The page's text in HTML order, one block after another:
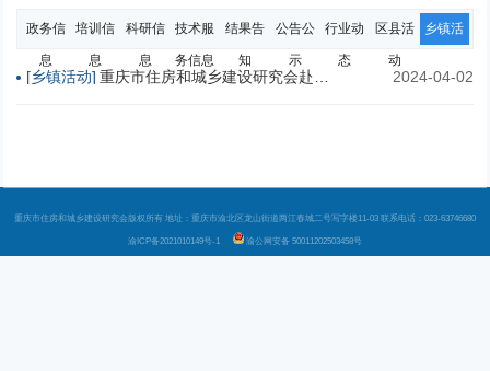
政务信
息
培训信
息
科研信
息
技术服
务信息
结果告
知
公告公
示
行业动
态
区县活
动
乡镇活
[乡镇活动] 重庆市住房和城乡建设研究会赴巴南区接龙镇荷花村考察调研座谈会纪要 2024-04-02
重庆市住房和城乡建设研究会版权所有 地址：重庆市渝北区龙山街道两江春城二号写字楼11-03 联系电话：023-63746680
渝ICP备2021010149号-1 渝公网安备 50011202503458号